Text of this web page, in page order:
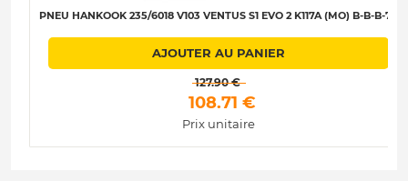
PNEU HANKOOK 235/6018 V103 VENTUS S1 EVO 2 K117A (MO) B-B-B-70
AJOUTER AU PANIER
127.90 €
108.71 €
Prix unitaire